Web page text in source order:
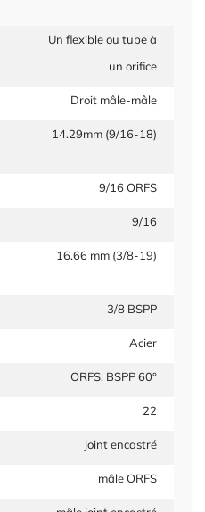
Un flexible ou tube à
un orifice
Droit mâle-mâle
14.29mm (9/16-18)
9/16 ORFS
9/16
16.66 mm (3/8-19)
3/8 BSPP
Acier
ORFS, BSPP 60°
22
joint encastré
mâle ORFS